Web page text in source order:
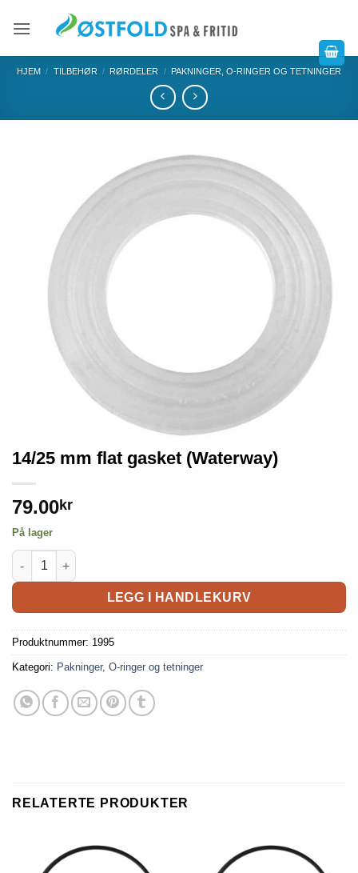
HJEM / TILBEHØR / RØRDELER / PAKNINGER, O-RINGER OG TETNINGER
14/25 mm flat gasket (Waterway)
79.00kr
På lager
LEGG I HANDLEKURV
Produktnummer: 1995
Kategori: Pakninger, O-ringer og tetninger
RELATERTE PRODUKTER